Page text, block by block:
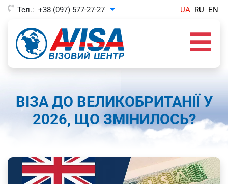
Тел.: +38 (097) 577-27-27 Toggle Dropdown UA RU EN
ВІЗА ДО ВЕЛИКОБРИТАНІЇ У
2026, ЩО ЗМІНИЛОСЬ?